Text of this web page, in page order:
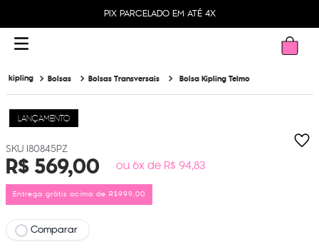
PIX PARCELADO EM ATÉ 4X
Bolsas Bolsas Transversais Bolsa Kipling Telmo
LANÇAMENTO
I80845PZ
R$569,00 ou 6x de R$ 94,83
Entrega grátis acima de R$999,00
Comparar